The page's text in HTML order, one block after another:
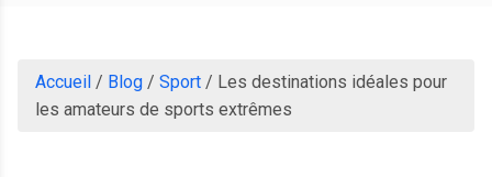
Accueil / Blog / Sport / Les destinations idéales pour
les amateurs de sports extrêmes